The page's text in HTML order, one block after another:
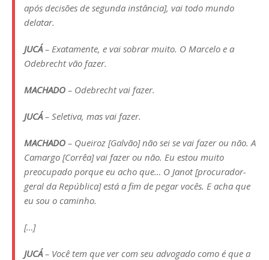
após decisões de segunda instância], vai todo mundo
delatar.
JUCÁ– Exatamente, e vai sobrar muito. O Marcelo e a
Odebrecht vão fazer.
MACHADO – Odebrecht vai fazer.
JUCÁ– Seletiva, mas vai fazer.
MACHADO – Queiroz [Galvão] não sei se vai fazer ou não. A
Camargo [Corrêa] vai fazer ou não. Eu estou muito
preocupado porque eu acho que… O Janot [procurador-
geral da República] está a fim de pegar vocês. E acha que
eu sou o caminho.
[…]
JUCÁ– Você tem que ver com seu advogado como é que a